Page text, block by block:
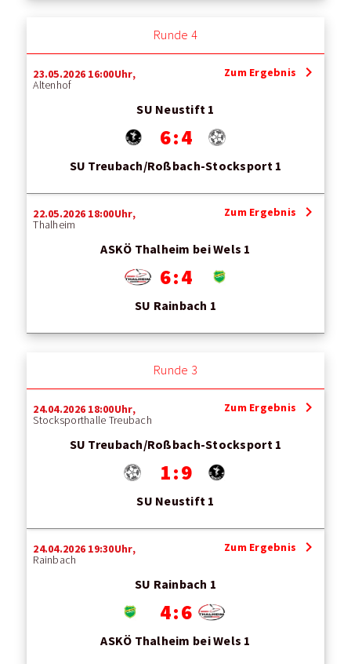
Runde 4
23.05.2026 16:00Uhr,
Altenhof
SU Neustift 1
6 : 4
SU Treubach/Roßbach-Stocksport 1
Zum Ergebnis chevron_right
22.05.2026 18:00Uhr,
Thalheim
ASKÖ Thalheim bei Wels 1
6 : 4
SU Rainbach 1
Zum Ergebnis chevron_right
Runde 3
24.04.2026 18:00Uhr,
Stocksporthalle Treubach
SU Treubach/Roßbach-Stocksport 1
1 : 9
SU Neustift 1
Zum Ergebnis chevron_right
24.04.2026 19:30Uhr,
Rainbach
SU Rainbach 1
4 : 6
ASKÖ Thalheim bei Wels 1
Zum Ergebnis chevron_right